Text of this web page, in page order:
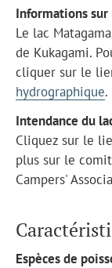
Informations
Le lac
de Kukagami.
cliquer sur le
hydrographique.
Intendance du
Cliquez sur le
plus sur le
Campers'
Espèces de